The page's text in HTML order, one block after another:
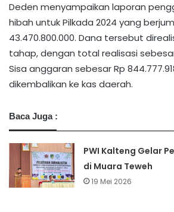
Deden menyampaikan laporan
hibah untuk Pilkada 2024 yang
43.470.800.000. Dana tersebut
tahap, dengan total realisasi sebesar
Sisa anggaran sebesar Rp
dikembalikan ke kas daerah.
Baca Juga :
PWI Kalteng Gelar
di Muara Teweh
19 Mei 2026